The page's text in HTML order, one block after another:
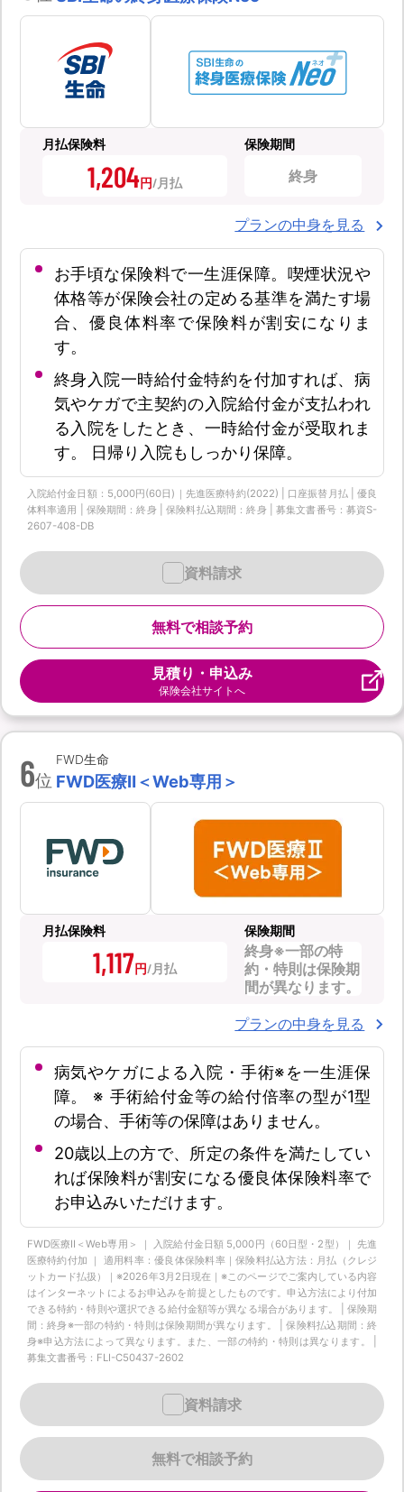
月払保険料
1,204円
保険期間
終身
プランの中身を見る
お手頃な保険料で一生涯保障。喫煙状況や
体格等が保険会社の定める基準を満たす場
合、優良体料率で保険料が割安になりま
す。
終身入院一時給付金特約を付加すれば、病
気やケガで主契約の入院給付金が支払われ
る入院をしたとき、一時給付金が受取れま
す。 日帰り入院もしっかり保障。
入院給付金日額：5,000円(60日)｜先進医療特約(2022) | 口座振替月払 | 優良
体料率適用 | 保険期間：終身 | 保険料払込期間：終身 | 募集文書番号：募資S-
2607-408-DB
無料で相談予約
資料請求
見積り・申込み
保険会社サイトへ
6位
FWD生命
FWD医療Ⅱ＜Web専用＞
月払保険料
1,117円
保険期間
終身※一部の特
約・特則は保険期
間が異なります。
プランの中身を見る
病気やケガによる入院・手術※を一生涯保
障。 ※ 手術給付金等の給付倍率の型が1型
の場合、手術等の保障はありません。
20歳以上の方で、所定の条件を満たしてい
れば保険料が割安になる優良体保険料率で
お申込みいただけます。
FWD医療Ⅱ＜Web専用＞ ｜ 入院給付金日額 5,000円（60日型・2型）｜ 先進
医療特約付加 ｜ 適用料率：優良体保険料率｜保険料払込方法：月払（クレジ
ットカード払扱）｜※2026年3月2日現在｜※このページでご案内している内容
はインターネットによるお申込みを前提としたものです。申込方法により付加
できる特約・特則や選択できる給付金額等が異なる場合があります。 | 保険期
間：終身※一部の特約・特則は保険期間が異なります。 | 保険料払込期間：終
身※申込方法によって異なります。また、一部の特約・特則は異なります。 |
募集文書番号：FLI-C50437-2602
無料で相談予約
資料請求